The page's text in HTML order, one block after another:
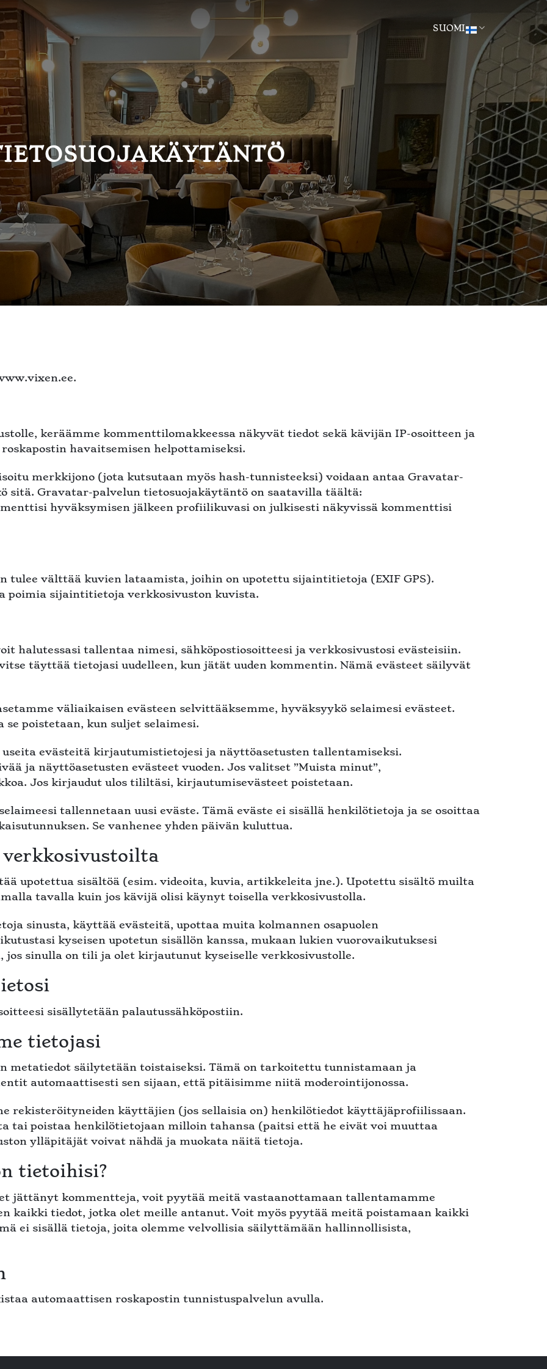
SUOMI
keräämme kommenttilomakkeessa näkyvät tiedot sekä kävijän IP-osoitteen ja
havaitsemisen helpottamiseksi.
merkkijono (jota kutsutaan myös hash-tunnisteeksi) voidaan antaa Gravatar-
sitä. Gravatar-palvelun tietosuojakäytäntö on saatavilla täältä:
hyväksymisen jälkeen profiilikuvasi on julkisesti näkyvissä kommenttisi
tulee välttää kuvien lataamista, joihin on upotettu sijaintitietoja (EXIF GPS).
poimia sijaintitietoja verkkosivuston kuvista.
halutessasi tallentaa nimesi, sähköpostiosoitteesi ja verkkosivustosi evästeisiin.
täyttää tietojasi uudelleen, kun jätät uuden kommentin. Nämä evästeet säilyvät
väliaikaisen evästeen selvittääksemme, hyväksyykö selaimesi evästeet.
poistetaan, kun suljet selaimesi.
useita evästeitä kirjautumistietojesi ja näyttöasetusten tallentamiseksi.
ja näyttöasetusten evästeet vuoden. Jos valitset ”Muista minut”,
Jos kirjaudut ulos tililtäsi, kirjautumisevästeet poistetaan.
tallennetaan uusi eväste. Tämä eväste ei sisällä henkilötietoja ja se osoittaa
Se vanhenee yhden päivän kuluttua.
upotettua sisältöä (esim. videoita, kuvia, artikkeleita jne.). Upotettu sisältö muilta
tavalla kuin jos kävijä olisi käynyt toisella verkkosivustolla.
sinusta, käyttää evästeitä, upottaa muita kolmannen osapuolen
kyseisen upotetun sisällön kanssa, mukaan lukien vuorovaikutuksesi
jos sinulla on tili ja olet kirjautunut kyseiselle verkkosivustolle.
sisällytetään palautussähköpostiin.
tietojasi
metatiedot säilytetään toistaiseksi. Tämä on tarkoitettu tunnistamaan ja
automaattisesti sen sijaan, että pitäisimme niitä moderointijonossa.
rekisteröityneiden käyttäjien (jos sellaisia ​​on) henkilötiedot käyttäjäprofiilissaan.
tai poistaa henkilötietojaan milloin tahansa (paitsi että he eivät voi muuttaa
ylläpitäjät voivat nähdä ja muokata näitä tietoja.
tietoihisi?
jättänyt kommentteja, voit pyytää meitä vastaanottamaan tallentamamme
kaikki tiedot, jotka olet meille antanut. Voit myös pyytää meitä poistamaan kaikki
ei sisällä tietoja, joita olemme velvollisia säilyttämään hallinnollisista,
automaattisen roskapostin tunnistuspalvelun avulla.